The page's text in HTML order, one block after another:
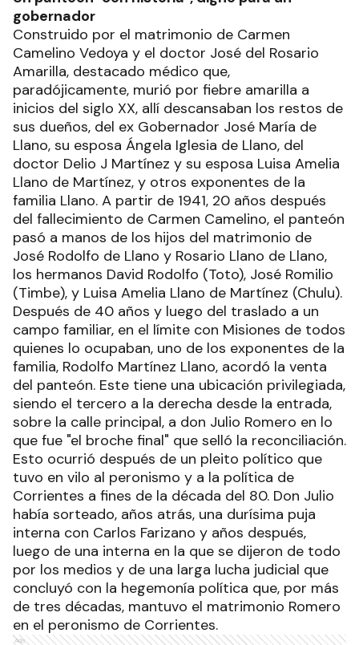
gobernador
Construido por el matrimonio de Carmen
Camelino Vedoya y el doctor José del Rosario
Amarilla, destacado médico que,
paradójicamente, murió por fiebre amarilla a
inicios del siglo XX, allí descansaban los restos de
sus dueños, del ex Gobernador José María de
Llano, su esposa Ángela Iglesia de Llano, del
doctor Delio J Martínez y su esposa Luisa Amelia
Llano de Martínez, y otros exponentes de la
familia Llano. A partir de 1941, 20 años después
del fallecimiento de Carmen Camelino, el panteón
pasó a manos de los hijos del matrimonio de
José Rodolfo de Llano y Rosario Llano de Llano,
los hermanos David Rodolfo (Toto), José Romilio
(Timbe), y Luisa Amelia Llano de Martínez (Chulu).
Después de 40 años y luego del traslado a un
campo familiar, en el límite con Misiones de todos
quienes lo ocupaban, uno de los exponentes de la
familia, Rodolfo Martínez Llano, acordó la venta
del panteón. Este tiene una ubicación privilegiada,
siendo el tercero a la derecha desde la entrada,
sobre la calle principal, a don Julio Romero en lo
que fue "el broche final" que selló la reconciliación.
Esto ocurrió después de un pleito político que
tuvo en vilo al peronismo y a la política de
Corrientes a fines de la década del 80. Don Julio
había sorteado, años atrás, una durísima puja
interna con Carlos Farizano y años después,
luego de una interna en la que se dijeron de todo
por los medios y de una larga lucha judicial que
concluyó con la hegemonía política que, por más
de tres décadas, mantuvo el matrimonio Romero
en el peronismo de Corrientes.
Ads